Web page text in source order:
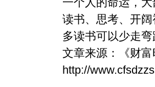
读书、思考、开
多读书可以少走
文章来源：
《财
http://